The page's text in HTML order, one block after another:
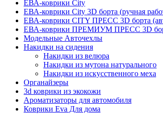
ЕВА-коврики City
ЕВА-коврики City 3D борта (ручная
ЕВА-коврики CITY ПРЕСС 3D борта
ЕВА-коврики ПРЕМИУМ ПРЕСС 3D
Модельные Авточехлы
Накидки на сидения
Накидки из велюра
Накидки из мутона натурального
Накидки из искусственного меха
Органайзеры
3d коврики из экокожи
Ароматизаторы для автомобиля
Коврики Eva Для дома